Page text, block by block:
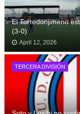
El Torredonjimeno
(3-0)
April 12, 2026
TERCERA DIVISIÓN